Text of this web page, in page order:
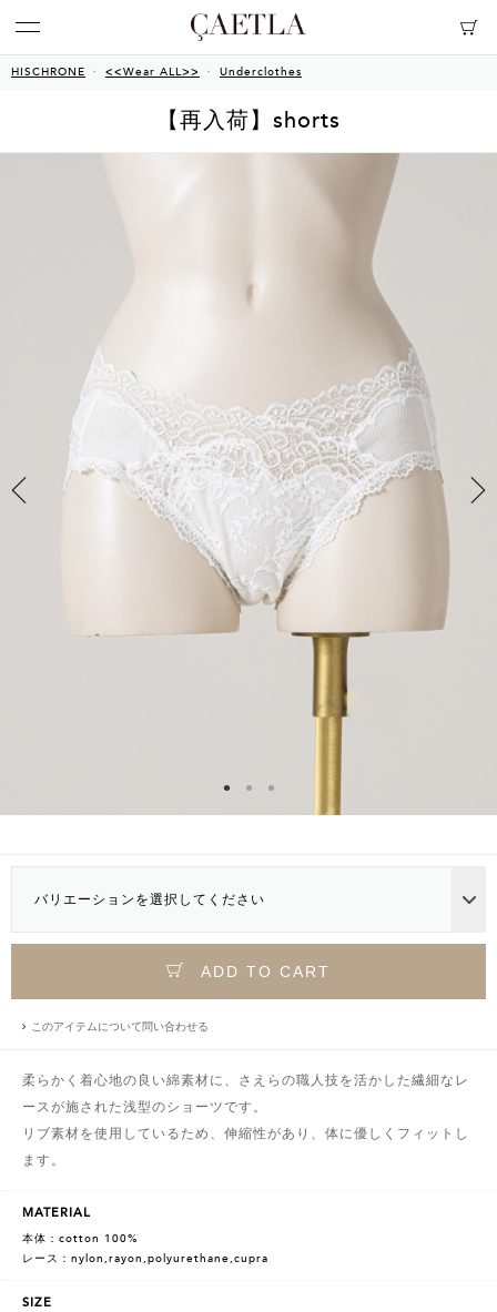
HISCHRONE <<Wear ALL>> Underclothes
【再入荷】shorts
バリエーションを選択してください
ADD TO CART
このアイテムについて問い合わせる
柔らかく着心地の良い綿素材に、さえらの職人技を活かした繊細なレ
ースが施された浅型のショーツです。
リブ素材を使用しているため、伸縮性があり、体に優しくフィットし
ます。
MATERIAL
本体：cotton 100%
レース：nylon,rayon,polyurethane,cupra
SIZE